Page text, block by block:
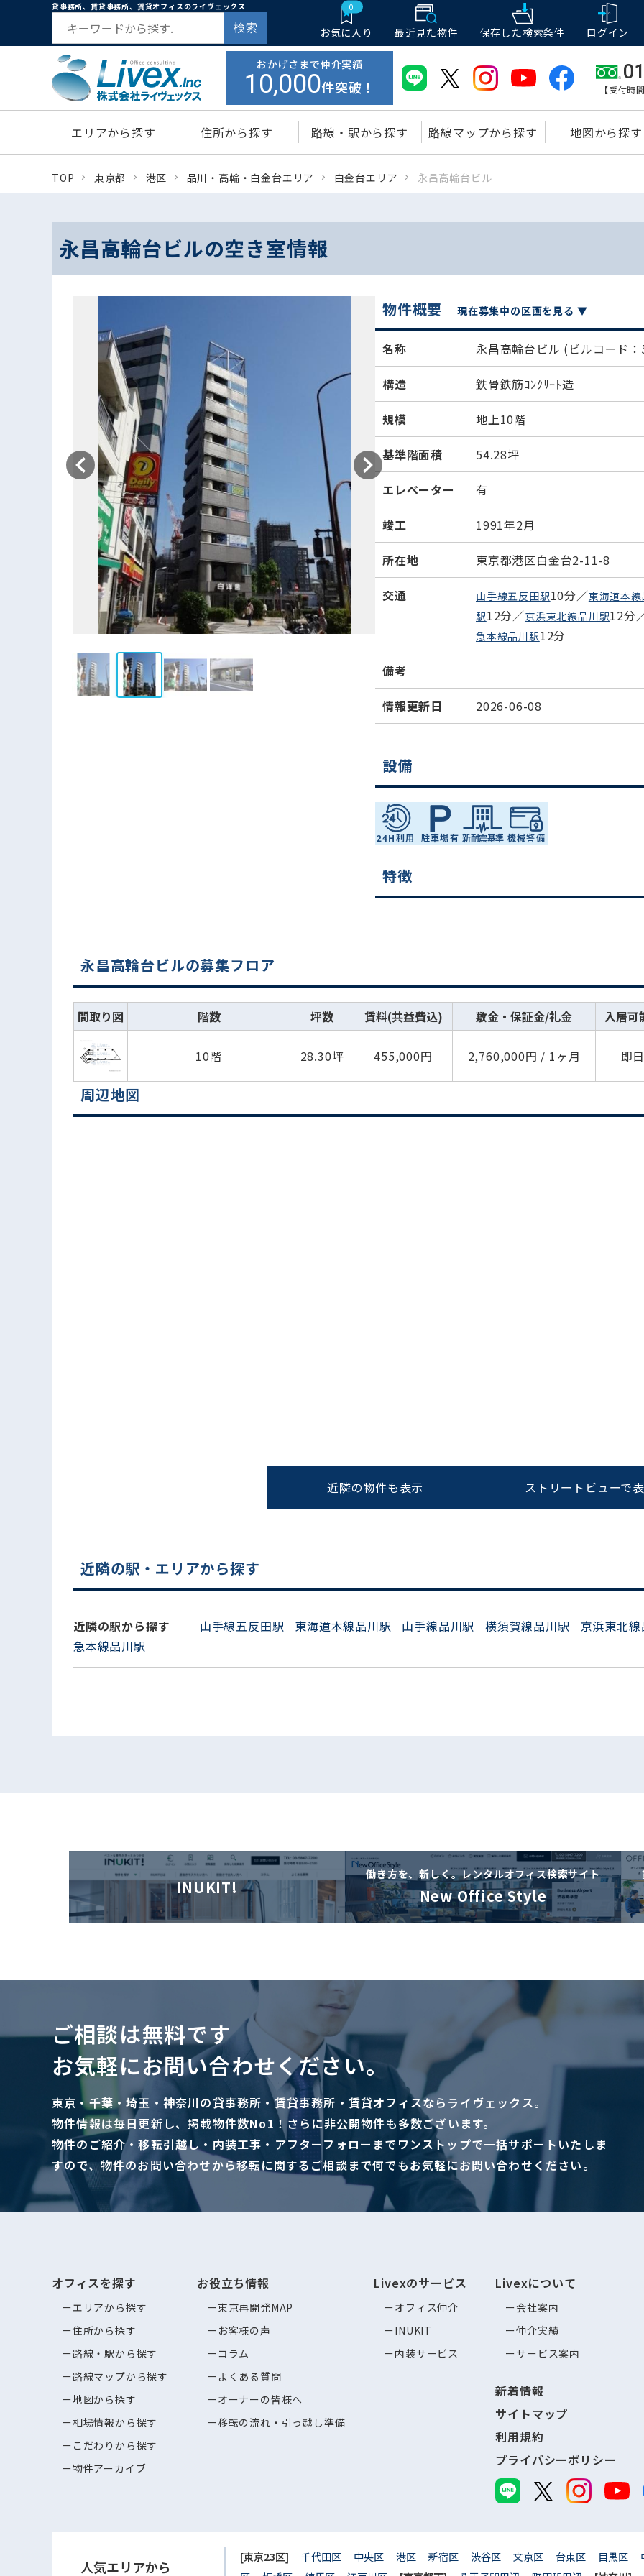
貸事務所、賃貸事務所、賃貸オフィスのライヴェックス
検索
0
お気に入り 最近見た物件 保存した検索条件 ログイン
おかげさまで仲介実績
10,000件突破！ 【受付時
エリアから探す 住所から探す 路線・駅から探す 路線マップから探す 地図から探す
TOP 東京都 港区 品川・高輪・白金台エリア 白金台エリア 永昌高輪台ビル
永昌高輪台ビルの空き室情報
物件概要 現在募集中の区画を見る ▼
名称 永昌高輪台ビル (ビルコード
構造 鉄骨鉄筋ｺﾝｸﾘｰﾄ造
規模 地上10階
基準階面積 54.28坪
エレベーター 有
竣工 1991年2月
所在地 東京都港区白金台2-11-8
交通 山手線五反田駅10分／東海道本線
駅12分／京浜東北線品川駅12分
急本線品川駅12分
備考
情報更新日 2026-06-08
設備
特徴
永昌高輪台ビルの募集フロア
間取り図 階数 坪数 賃料(共益費込) 敷金・保証金/礼金 入居可
10階 28.30坪 455,000円 2,760,000円 / 1ヶ月 即日
0120-620-213
平日 9:00〜18:00
周辺地図
近隣の物件も表示 ストリートビューで
近隣の駅・エリアから探す
近隣の駅から探す 山手線五反田駅 東海道本線品川駅 山手線品川駅 横須賀線品川駅 京浜東北
急本線品川駅
INUKIT!
働き方を、新しく。レンタルオフィス検索サイト
New Office Style
ご相談は無料です
お気軽にお問い合わせください。
東京・千葉・埼玉・神奈川の貸事務所・賃貸事務所・賃貸オフィスならライヴェックス。
物件情報は毎日更新し、掲載物件数No1！さらに非公開物件も多数ございます。
物件のご紹介・移転引越し・内装工事・アフターフォローまでワンストップで一括サポートいたしま
すので、物件のお問い合わせから移転に関するご相談まで何でもお気軽にお問い合わせください。
オフィスを探す
エリアから探す
住所から探す
路線・駅から探す
路線マップから探す
地図から探す
相場情報から探す
こだわりから探す
物件アーカイブ
お役立ち情報
東京再開発MAP
お客様の声
コラム
よくある質問
オーナーの皆様へ
移転の流れ・引っ越し準備
Livexのサービス
オフィス仲介
INUKIT
内装サービス
Livexについて
会社案内
仲介実績
サービス案内
新着情報
サイトマップ
利用規約
プライバシーポリシー
人気エリアから
[東京23区] 千代田区 中央区 港区 新宿区 渋谷区 文京区 台東区 目黒区